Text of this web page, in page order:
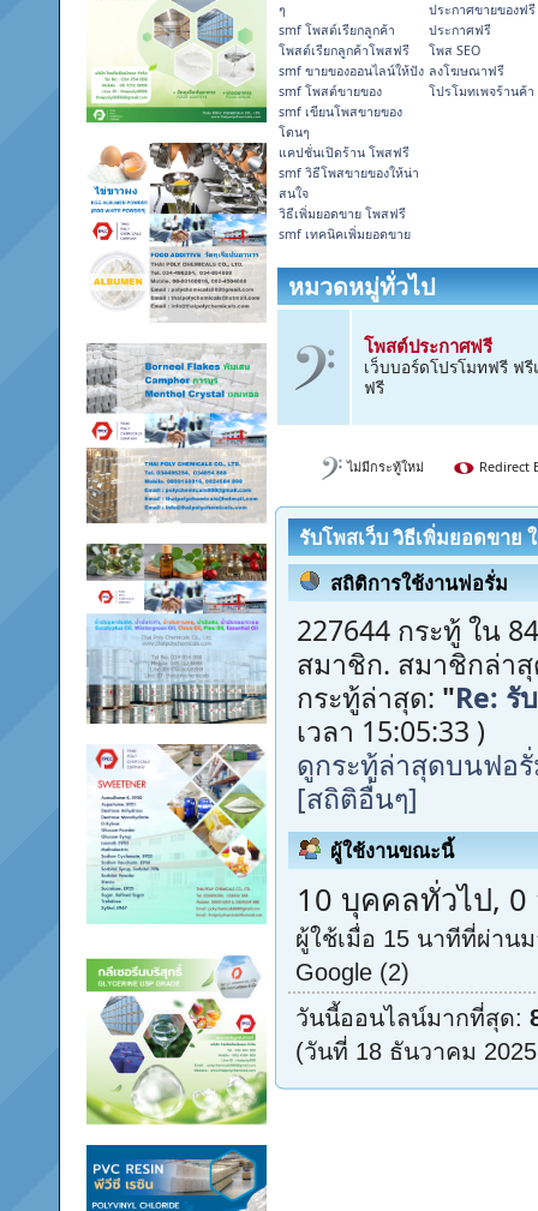
ๆ
smf โพสต์เรียกลูกค้า
โพสต์เรียกลูกค้าโพสฟรี
smf ขายของออนไลน์ให้ปัง
smf โพสต์ขายของ
smf เขียนโพสขายของ
โดนๆ
แคปชั่นเปิดร้าน โพสฟรี
smf วิธีโพสขายของให้น่า
สนใจ
วิธีเพิ่มยอดขาย โพสฟรี
smf เทคนิคเพิ่มยอดขาย
ประกาศขายของฟรี
ประกาศฟรี
โพส SEO
ลงโฆษณาฟรี
โปรโมทเพจร้านค้า
หมวดหมู่ทั่วไป
โพสต์ประกาศฟรี
เว็บบอร์ดโปรโมทฟรี ฟ
ฟรี
ไม่มีกระทู้ใหม่ Redirect
รับโพสเว็บ วิธีเพิ่มยอดขาย
Centerสถิติการใช้งานฟอรั่ม
227644 กระทู้ ใน
สมาชิก. สมาชิกล่า
กระทู้ล่าสุด: "Re: รั
เวลา 15:05:33 )
ดูกระทู้ล่าสุดบนฟอ
[สถิติอื่นๆ]
ผู้ใช้งานขณะนี้
10 บุคคลทั่วไป, 0
ผู้ใช้เมื่อ 15 นาทีที่ผ่าน
Google (2)
วันนี้ออนไลน์มากที่สุด:
(วันที่ 18 ธันวาคม